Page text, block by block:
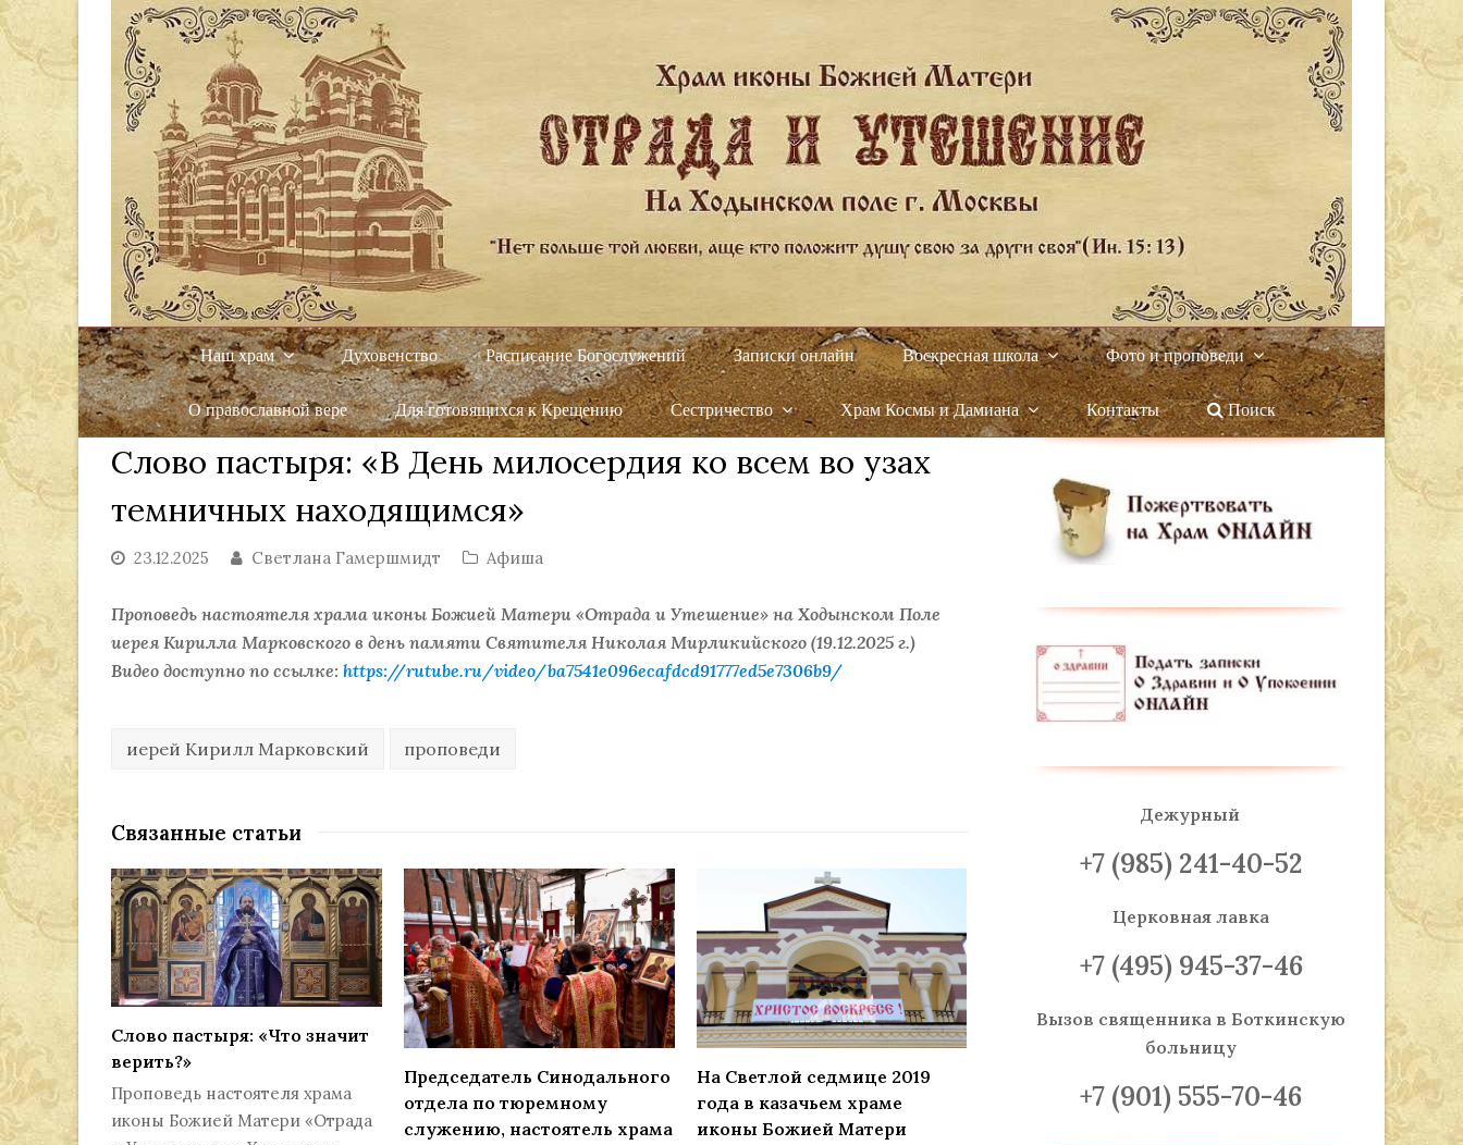
Наш храм Духовенство Расписание Богослужений Записки онлайн Воскресная школа Фото и проповеди
О православной вере Для готовящихся к Крещению Сестричество Храм Космы и Дамиана Контакты Поиск
Слово пастыря: «В День милосердия ко всем во узах
темничных находящимся»
23.12.2025 Светлана Гамершмидт Афиша
Проповедь настоятеля храма иконы Божией Матери «Отрада и Утешение» на Ходынском Поле
иерея Кирилла Марковского в день памяти Святителя Николая Мирликийского (19.12.2025 г.)
Видео доступно по ссылке: https://rutube.ru/video/ba7541e096ecafdcd91777ed5e7306b9/
иерей Кирилл Марковский проповеди
Связанные статьи
Слово пастыря: «Что значит
верить?»
Проповедь настоятеля храма
иконы Божией Матери «Отрада
Председатель Синодального
отдела по тюремному
служению, настоятель храма
На Светлой седмице 2019
года в казачьем храме
иконы Божией Матери
Дежурный
+7 (985) 241-40-52
Церковная лавка
+7 (495) 945-37-46
Вызов священника в Боткинскую
больницу
+7 (901) 555-70-46